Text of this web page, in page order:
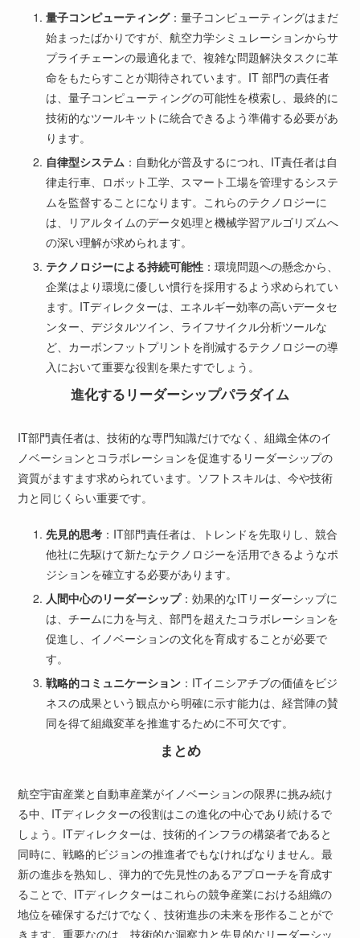
量子コンピューティング：量子コンピューティングはまだ
始まったばかりですが、航空力学シミュレーションからサ
プライチェーンの最適化まで、複雑な問題解決タスクに革
命をもたらすことが期待されています。IT 部門の責任者
は、量子コンピューティングの可能性を模索し、最終的に
技術的なツールキットに統合できるよう準備する必要があ
ります。
自律型システム ：自動化が普及するにつれ、IT責任者は自
律走行車、ロボット工学、スマート工場を管理するシステ
ムを監督することになります。これらのテクノロジーに
は、リアルタイムのデータ処理と機械学習アルゴリズムへ
の深い理解が求められます。
テクノロジーによる持続可能性 ：環境問題への懸念から、
企業はより環境に優しい慣行を採用するよう求められてい
ます。ITディレクターは、エネルギー効率の高いデータセ
ンター、デジタルツイン、ライフサイクル分析ツールな
ど、カーボンフットプリントを削減するテクノロジーの導
入において重要な役割を果たすでしょう。
進化するリーダーシップパラダイム
IT部門責任者は、技術的な専門知識だけでなく、組織全体のイ
ノベーションとコラボレーションを促進するリーダーシップの
資質がますます求められています。ソフトスキルは、今や技術
力と同じくらい重要です。
先見的思考 ：IT部門責任者は、トレンドを先取りし、競合
他社に先駆けて新たなテクノロジーを活用できるようなポ
ジションを確立する必要があります。
人間中心のリーダーシップ：効果的なITリーダーシップに
は、チームに力を与え、部門を超えたコラボレーションを
促進し、イノベーションの文化を育成することが必要で
す。
戦略的コミュニケーション ：ITイニシアチブの価値をビジ
ネスの成果という観点から明確に示す能力は、経営陣の賛
同を得て組織変革を推進するために不可欠です。
まとめ
航空宇宙産業と自動車産業がイノベーションの限界に挑み続け
る中、ITディレクターの役割はこの進化の中心であり続けるで
しょう。ITディレクターは、技術的インフラの構築者であると
同時に、戦略的ビジョンの推進者でもなければなりません。最
新の進歩を熟知し、弾力的で先見性のあるアプローチを育成す
ることで、ITディレクターはこれらの競争産業における組織の
地位を確保するだけでなく、技術進歩の未来を形作ることがで
きます。重要なのは、技術的な洞察力と先見的なリーダーシッ